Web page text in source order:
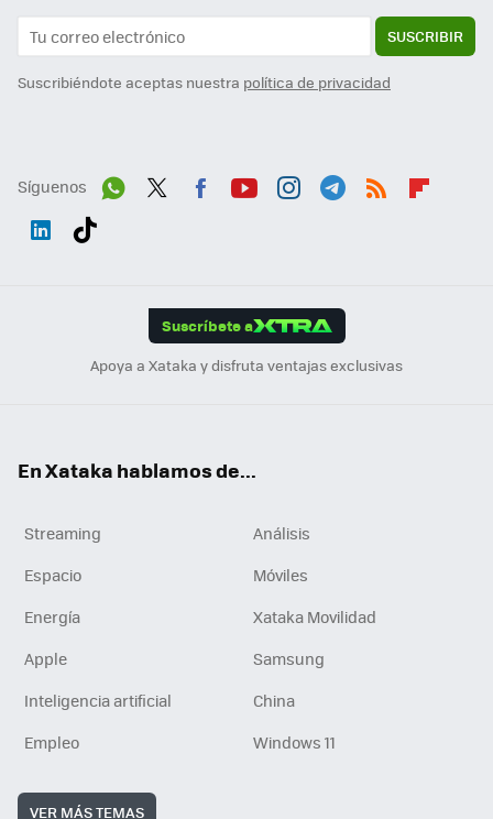
SUSCRIBIR
Suscribiéndote aceptas nuestra política de privacidad
Síguenos
Suscríbete a
Apoya a Xataka y disfruta ventajas exclusivas
En Xataka hablamos de...
Streaming
Análisis
Espacio
Móviles
Energía
Xataka Movilidad
Apple
Samsung
Inteligencia artificial
China
Empleo
Windows 11
VER MÁS TEMAS